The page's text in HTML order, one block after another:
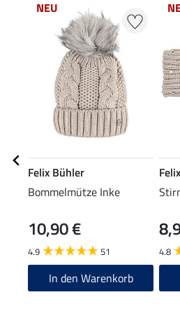
NEU
Felix Bühler
Bommelmütze Inke
10,90 €
4.9 51
In den Warenkorb
4.8